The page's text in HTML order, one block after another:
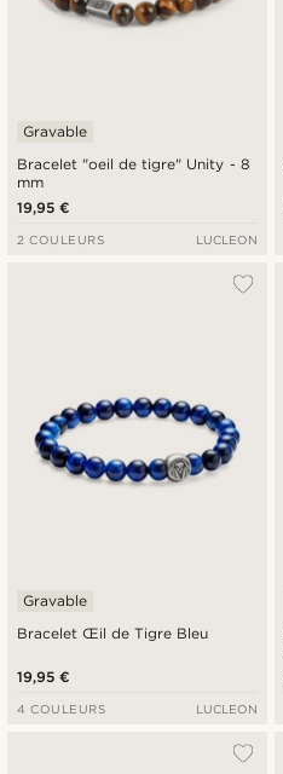
Bracelet "oeil de tigre" Unity - 8
mm
Gravable
19,95 €
2 COULEURS LUCLEON
Bracelet Œil de Tigre Bleu
Gravable
19,95 €
4 COULEURS LUCLEON